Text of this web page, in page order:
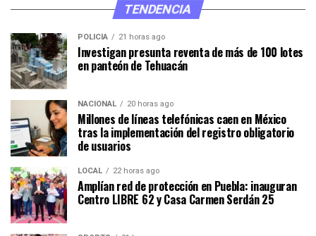
TENDENCIA
POLICÍA 21 horas ago
Investigan presunta reventa de más de 100 lotes
en panteón de Tehuacán
NACIONAL 20 horas ago
Millones de líneas telefónicas caen en México
tras la implementación del registro obligatorio
de usuarios
LOCAL 22 horas ago
Amplían red de protección en Puebla: inauguran
Centro LIBRE 62 y Casa Carmen Serdán 25